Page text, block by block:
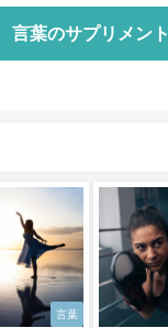
言葉のサプリメント
言葉